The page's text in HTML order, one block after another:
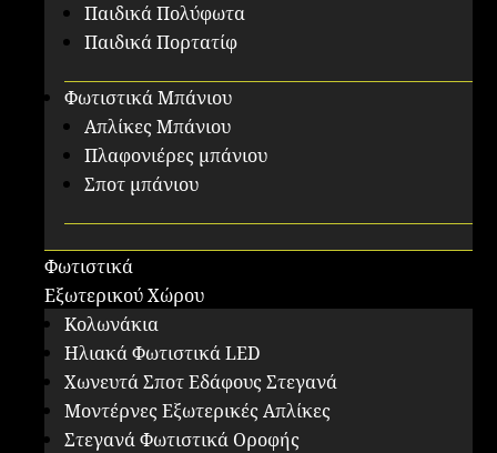
Παιδικά Πολύφωτα
Παιδικά Πορτατίφ
Φωτιστικά Μπάνιου
Απλίκες Μπάνιου
Πλαφονιέρες μπάνιου
Σποτ μπάνιου
Φωτιστικά
Εξωτερικού Χώρου
Κολωνάκια
Ηλιακά Φωτιστικά LED
Χωνευτά Σποτ Εδάφους Στεγανά
Μοντέρνες Εξωτερικές Απλίκες
Στεγανά Φωτιστικά Οροφής